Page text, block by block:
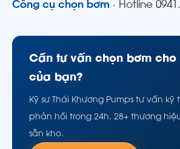
Công cụ chọn bơm · Hotline
Cần tư vấn chọn bơm cho
của bạn?
Kỹ sư Thái Khương Pumps tư vấn
phản hồi trong 24h. 28+ thương
sẵn kho.